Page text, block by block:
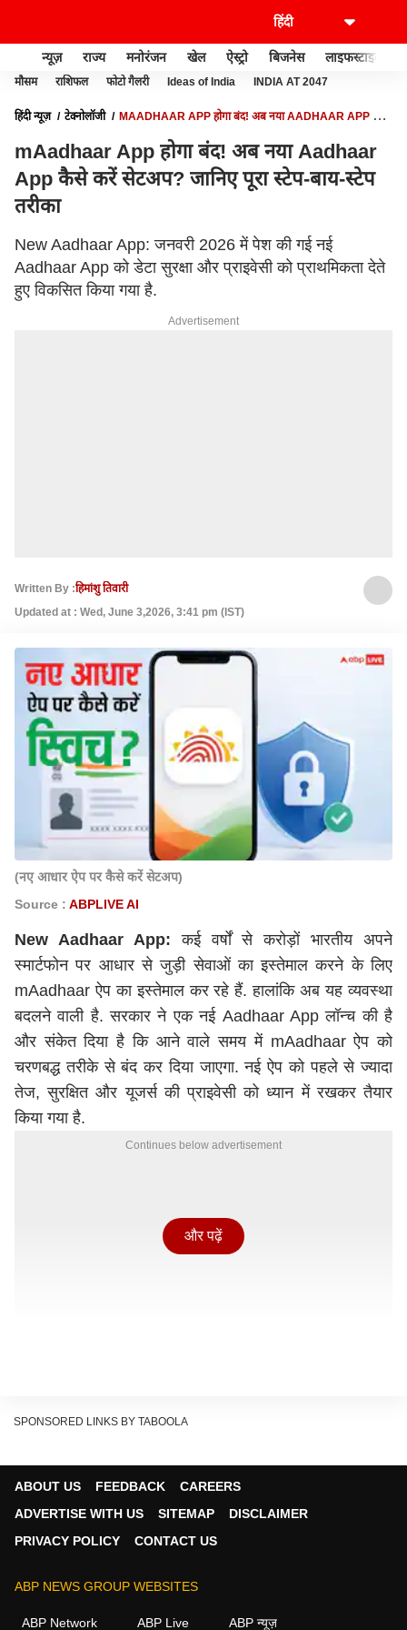
न्यूज़ राज्य मनोरंजन खेल ऐस्ट्रो बिजनेस लाइफस्टाइल
मौसम राशिफल फोटो गैलरी Ideas of India INDIA AT 2047
हिंदी न्यूज़ टेक्नोलॉजी
MAADHAAR APP होगा बंद! अब नया AADHAAR APP कैसे
mAadhaar App होगा बंद! अब नया Aadhaar
App कैसे करें सेटअप? जानिए पूरा स्टेप-बाय-स्टेप
तरीका
New Aadhaar App: जनवरी 2026 में पेश की गई नई
Aadhaar App को डेटा सुरक्षा और प्राइवेसी को प्राथमिकता देते
हुए विकसित किया गया है.
Advertisement
Written By :हिमांशु तिवारी
Updated at : Wed, June 3,2026, 3:41 pm (IST)
(नए आधार ऐप पर कैसे करें सेटअप)
Source : ABPLIVE AI
New Aadhaar App: कई वर्षों से करोड़ों भारतीय अपने
स्मार्टफोन पर आधार से जुड़ी सेवाओं का इस्तेमाल करने के लिए
mAadhaar ऐप का इस्तेमाल कर रहे हैं. हालांकि अब यह व्यवस्था
बदलने वाली है. सरकार ने एक नई Aadhaar App लॉन्च की है
और संकेत दिया है कि आने वाले समय में mAadhaar ऐप को
चरणबद्ध तरीके से बंद कर दिया जाएगा. नई ऐप को पहले से ज्यादा
तेज, सुरक्षित और यूजर्स की प्राइवेसी को ध्यान में रखकर तैयार
किया गया है.
Continues below advertisement
जनवरी 2026 में पेश की गई नई Aadhaar App को डेटा सुरक्षा
और प्राइवेसी को प्राथमिकता देते हुए विकसित किया गया है. इसका
और पढ़ें
SPONSORED LINKS BY TABOOLA
ABOUT US FEEDBACK
CAREERS
ADVERTISE WITH US
SITEMAP
DISCLAIMER
PRIVACY POLICY
CONTACT US
ABP NEWS GROUP WEBSITES
ABP Network ABP Live ABP न्यूज़